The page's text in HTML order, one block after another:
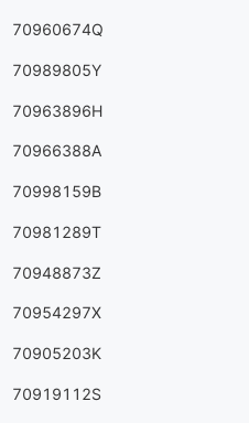
70960674Q
70989805Y
70963896H
70966388A
70998159B
70981289T
70948873Z
70954297X
70905203K
70919112S